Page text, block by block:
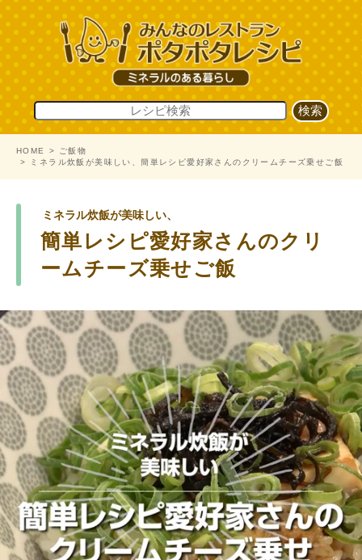
HOME
ご飯物
ミネラル炊飯が美味しい、簡単レシピ愛好家さんのクリームチーズ乗せご飯
ミネラル炊飯が美味しい、
簡単レシピ愛好家さんのクリ
ームチーズ乗せご飯